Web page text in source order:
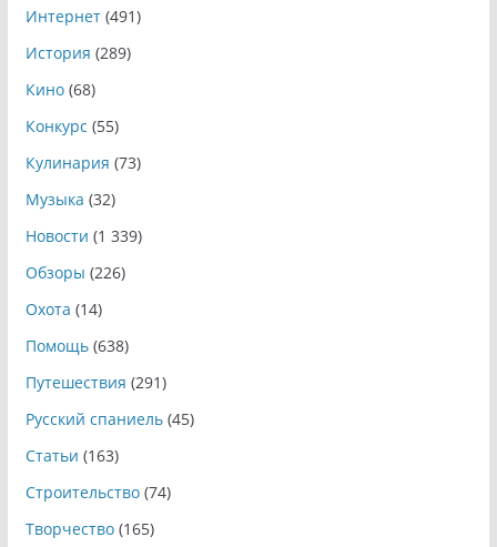
Интернет(491)
История (289)
Кино(68)
Конкурс (55)
Кулинария (73)
Музыка (32)
Новости (1 339)
Обзоры (226)
Охота (14)
Помощь(638)
Путешествия (291)
Русский спаниель(45)
Статьи (163)
Строительство(74)
Творчество(165)